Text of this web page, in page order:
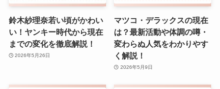
鈴木紗理奈若い頃がかわい
い！ヤンキー時代から現在
までの変化を徹底解説！
2026年5月26日
マツコ・デラックスの現在
は？最新活動や体調の噂・
変わらぬ人気をわかりやす
く解説！
2026年5月9日